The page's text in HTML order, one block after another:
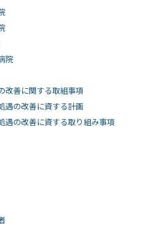
院
改善に関する取組事項
遇の改善に資する計画
遇の改善に資する取り組み事項